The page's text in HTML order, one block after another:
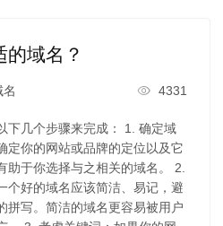
的域名？
4331
下几个步骤来完成： 1. 确定域
定你的网站或品牌的定位以及它
助于你选择与之相关的域名。 2.
个好的域名应该简洁、易记，避
拼写。简洁的域名更容易被用户